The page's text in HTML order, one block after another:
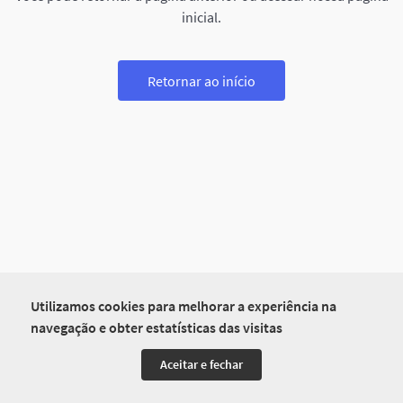
Utilizamos cookies para melhorar a experiência na
navegação e obter estatísticas das visitas
Aceitar e fechar
inicial.
Retornar ao início